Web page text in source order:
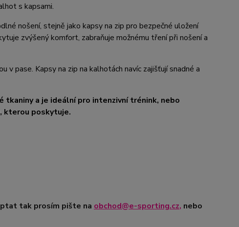
s kapsami.
nošení, stejně jako kapsy na zip pro bezpečné uložení
zvýšený komfort, zabraňuje možnému tření při nošení a
pase. Kapsy na zip na kalhotách navíc zajišťují snadné a
tkaniny a je ideální pro intenzivní trénink, nebo
kterou poskytuje.
tak prosím pište na obchod@e-sporting.cz, nebo